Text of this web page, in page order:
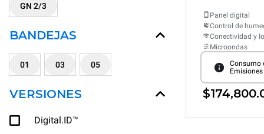
GN 2/3
BANDEJAS
01 03 05
VERSIONES
Digital.ID™
Panel digital
Control de
Conectividad y
Microondas
Consumo